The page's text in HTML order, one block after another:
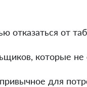
отказаться от
которые
для